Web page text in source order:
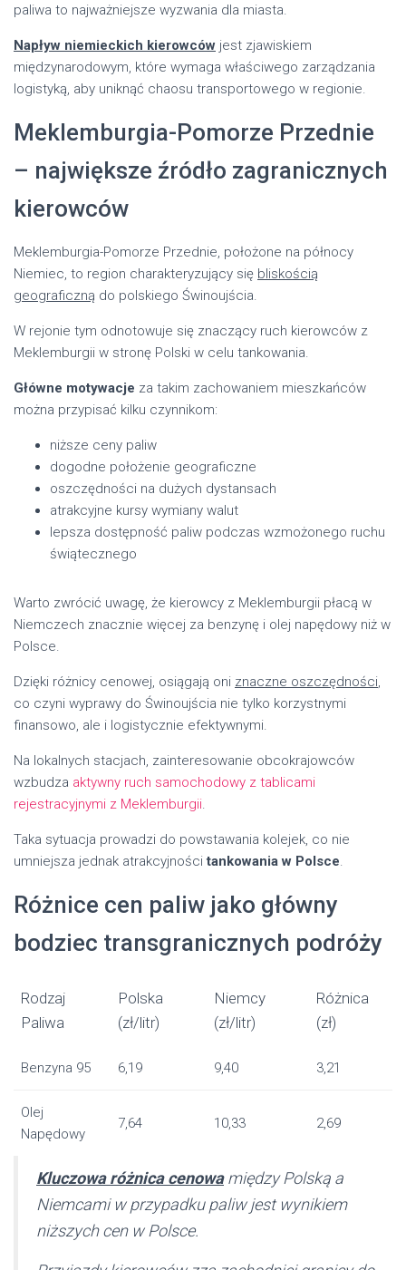
paliwa to najważniejsze wyzwania dla miasta.
Napływ niemieckich kierowców jest zjawiskiem
międzynarodowym, które wymaga właściwego zarządzania
logistyką, aby uniknąć chaosu transportowego w regionie.
Meklemburgia-Pomorze Przednie
– największe źródło zagranicznych
kierowców
Meklemburgia-Pomorze Przednie, położone na północy
Niemiec, to region charakteryzujący się bliskością
geograficzną do polskiego Świnoujścia.
W rejonie tym odnotowuje się znaczący ruch kierowców z
Meklemburgii w stronę Polski w celu tankowania.
Główne motywacje za takim zachowaniem mieszkańców
można przypisać kilku czynnikom:
niższe ceny paliw
dogodne położenie geograficzne
oszczędności na dużych dystansach
atrakcyjne kursy wymiany walut
lepsza dostępność paliw podczas wzmożonego ruchu
świątecznego
Warto zwrócić uwagę, że kierowcy z Meklemburgii płacą w
Niemczech znacznie więcej za benzynę i olej napędowy niż w
Polsce.
Dzięki różnicy cenowej, osiągają oni znaczne oszczędności,
co czyni wyprawy do Świnoujścia nie tylko korzystnymi
finansowo, ale i logistycznie efektywnymi.
Na lokalnych stacjach, zainteresowanie obcokrajowców
wzbudza aktywny ruch samochodowy z tablicami
rejestracyjnymi z Meklemburgii.
Taka sytuacja prowadzi do powstawania kolejek, co nie
umniejsza jednak atrakcyjnościtankowania w Polsce.
Różnice cen paliw jako główny
bodziec transgranicznych podróży
Rodzaj
Paliwa
Polska
(zł/litr)
Niemcy
(zł/litr)
Różnica
(zł)
Benzyna 95 6,19 9,40 3,21
Olej
Napędowy
7,64 10,33 2,69
Kluczowa różnica cenowamiędzy Polską a
Niemcami w przypadku paliw jest wynikiem
niższych cen w Polsce.